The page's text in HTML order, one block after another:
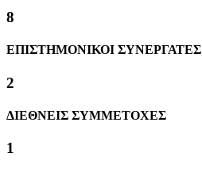
8
ΕΠΙΣΤΗΜΟΝΙΚΟΙ ΣΥΝΕΡΓΑΤΕΣ
2
ΔΙΕΘΝΕΙΣ ΣΥΜΜΕΤΟΧΕΣ
1